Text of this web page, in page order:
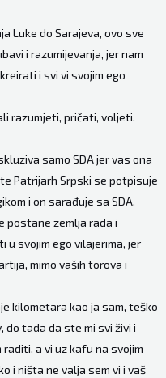
Luke do Sarajeva, ovo sve
i razumijevanja, jer nam
i svi vi svojim ego
razumjeti, pričati, voljeti,
samo SDA jer vas ona
Patrijarh Srpski se potpisuje
i on sarađuje sa SDA.
postane zemlja rada i
u svojim ego vilajerima, jer
mimo vaših torova i
kilometara kao ja sam, teško
do tada da ste mi svi živi i
a vi uz kafu na svojim
i ništa ne valja sem vi i vaš